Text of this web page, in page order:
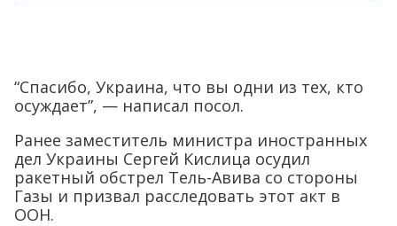
“Спасибо, Украина, что вы одни из тех, кто
осуждает”, — написал посол.
Ранее заместитель министра иностранных
дел Украины Сергей Кислица осудил
ракетный обстрел Тель-Авива со стороны
Газы и призвал расследовать этот акт в
ООН.